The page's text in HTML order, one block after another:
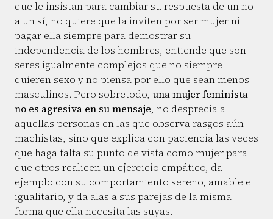
que le insistan para cambiar su respuesta de un no
a un sí, no quiere que la inviten por ser mujer ni
pagar ella siempre para demostrar su
independencia de los hombres, entiende que son
seres igualmente complejos que no siempre
quieren sexo y no piensa por ello que sean menos
masculinos. Pero sobretodo, una mujer feminista
no es agresiva en su mensaje, no desprecia a
aquellas personas en las que observa rasgos aún
machistas, sino que explica con paciencia las veces
que haga falta su punto de vista como mujer para
que otros realicen un ejercicio empático, da
ejemplo con su comportamiento sereno, amable e
igualitario, y da alas a sus parejas de la misma
forma que ella necesita las suyas.